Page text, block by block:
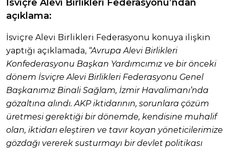
İsviçre Alevi Birlikleri Federasyonu’ndan
açıklama:
İsviçre Alevi Birlikleri Federasyonu konuya ilişkin
yaptığı açıklamada, “Avrupa Alevi Birlikleri
Konfederasyonu Başkan Yardımcımız ve bir önceki
dönem İsviçre Alevi Birlikleri Federasyonu Genel
Başkanımız Binali Sağlam, İzmir Havalimanı’nda
gözaltına alındı. AKP iktidarının, sorunlara çözüm
üretmesi gerektiği bir dönemde, kendisine muhalif
olan, iktidarı eleştiren ve tavır koyan yöneticilerimize
gözdağı vererek susturmayı bir devlet politikası